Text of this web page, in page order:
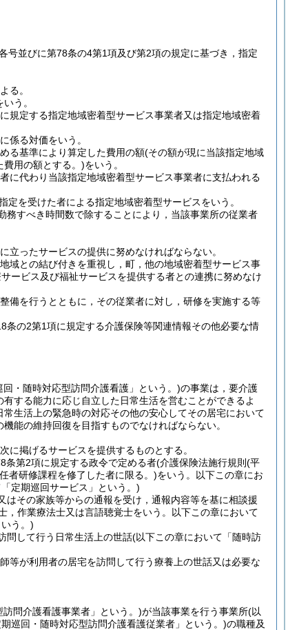
号並びに第78条の4第1項及び第2項の規定に基づき，指定
る。
う。
定する指定地域密着型サービス事業者又は指定地域密着
係る対価をいう。
る基準により算定した費用の額(その額が現に当該指定地域
費用の額とする。)をいう。
代わり当該指定地域密着型サービス事業者に支払われる
を受けた者による指定地域密着型サービスをいう。
すべき時間数で除することにより，当該事業所の従業者
ったサービスの提供に努めなければならない。
域との結び付きを重視し，町，他の地域密着型サービス事
ービス及び福祉サービスを提供する者との連携に努めなけ
備を行うとともに，その従業者に対し，研修を実施する等
の2第1項に規定する介護保険等関連情報その他必要な情
・随時対応型訪問介護看護」という。)の事業は，要介護
する能力に応じ自立した日常生活を営むことができるよ
生活上の緊急時の対応その他の安心してその居宅において
能の維持回復を目指すものでなければならない。
に掲げるサービスを提供するものとする。
条第2項に規定する政令で定める者(介護保険法施行規則 (平
者研修課程を修了した者に限る。)をいう。以下この章にお
定期巡回サービス」という。)
その家族等からの通報を受け，通報内容等を基に相談援
，作業療法士又は言語聴覚士をいう。以下この章において
う。)
問して行う日常生活上の世話(以下この章において「随時訪
等が利用者の居宅を訪問して行う療養上の世話又は必要な
問介護看護事業者」という。)が当該事業を行う事業所(以
巡回・随時対応型訪問介護看護従業者」という。)の職種及